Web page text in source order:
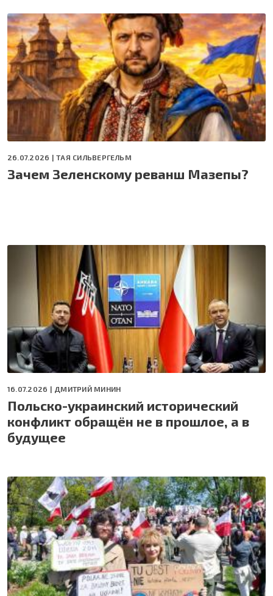
26.07.2026 |ТАЯ СИЛЬВЕРГЕЛЬМ
Зачем Зеленскому реванш Мазепы?
16.07.2026 | ДМИТРИЙ МИНИН
Польско-украинский исторический
конфликт обращён не в прошлое, а в
будущее